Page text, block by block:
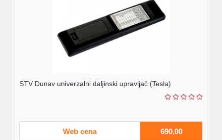
STV Dunav univerzalni daljinski upravljač (Tesla)
Web cena 690,00